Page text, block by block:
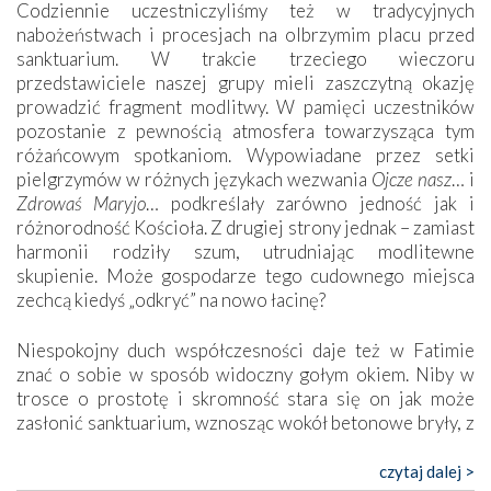
Codziennie uczestniczyliśmy też w tradycyjnych
nabożeństwach i procesjach na olbrzymim placu przed
sanktuarium. W trakcie trzeciego wieczoru
przedstawiciele naszej grupy mieli zaszczytną okazję
prowadzić fragment modlitwy. W pamięci uczestników
pozostanie z pewnością atmosfera towarzysząca tym
różańcowym spotkaniom. Wypowiadane przez setki
pielgrzymów w różnych językach wezwania Ojcze nasz… i
Zdrowaś Maryjo… podkreślały zarówno jedność jak i
różnorodność Kościoła. Z drugiej strony jednak – zamiast
harmonii rodziły szum, utrudniając modlitewne
skupienie. Może gospodarze tego cudownego miejsca
zechcą kiedyś „odkryć” na nowo łacinę?
Niespokojny duch współczesności daje też w Fatimie
znać o sobie w sposób widoczny gołym okiem. Niby w
trosce o prostotę i skromność stara się on jak może
zasłonić sanktuarium, wznosząc wokół betonowe bryły, z
katolickiego kultu. Tylko co wspólnego z żywą,
czytaj dalej >